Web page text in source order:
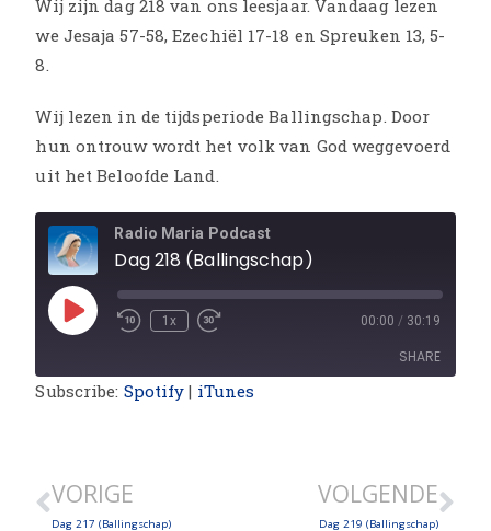
Wij zijn dag 218 van ons leesjaar. Vandaag lezen
we Jesaja 57-58, Ezechiël 17-18 en Spreuken 13, 5-
8.
Wij lezen in de tijdsperiode Ballingschap. Door
hun ontrouw wordt het volk van God weggevoerd
uit het Beloofde Land.
Radio Maria Podcast
Dag 218 (Ballingschap)
1x 00:00 / 30:19
SHARE
Subscribe: Spotify | iTunes
VORIGE
Dag 217 (Ballingschap)
VOLGENDE
Dag 219 (Ballingschap)